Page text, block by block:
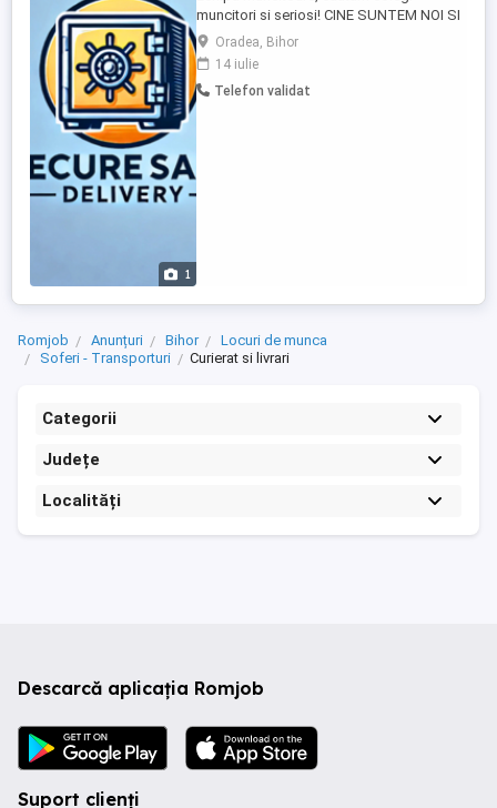
1
muncitori si seriosi! CINE SUNTEM NOI SI
DE CE NE-AI ALEGE? FIRMA PARTENERA
Tazz By Emag, GLOVO, Uber food
Angajam Curieri Tazz By Emag pe toata
Romania. Angajam Curieri GLOVO pe toata
Oradea, Bihor
14 iulie
Telefon validat
Romjob Anunțuri Bihor
Locuri de munca
Soferi - Transporturi
Curierat si livrari
Categorii
Județe
Localități
Descarcă aplicația Romjob
Suport clienți